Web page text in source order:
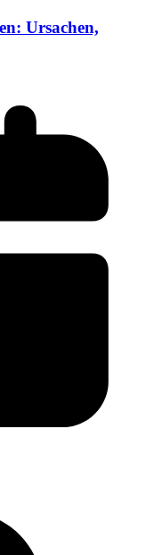
Ursachen,